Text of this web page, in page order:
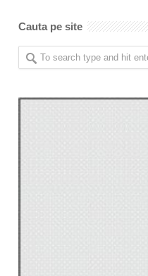
Cauta pe site